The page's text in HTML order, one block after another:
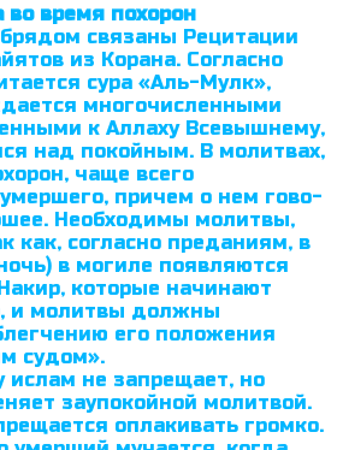
во время похорон
связаны Рецитации
из Корана. Согласно
сура «Аль-Мулк»,
многочисленными
к Аллаху Всевышнему,
над покойным. В молитвах,
чаще всего
причем о нем гово­
Необходимы молитвы,
как, со­гласно преданиям, в
в могиле появляются
которые начинают
и молитвы должны
его положения
судом».
не запрещает, но
за­упокойной молитвой.
оплакивать громко.